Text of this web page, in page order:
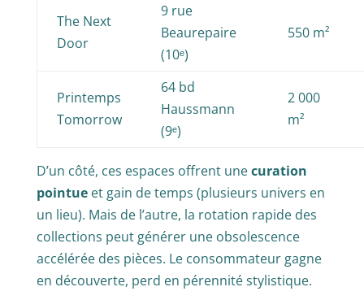
The Next
Door
9 rue
Beaurepaire
(10ᵉ)
550 m²
Printemps
Tomorrow
64 bd
Haussmann
(9ᵉ)
2 000
m²
D’un côté, ces espaces offrent unecuration
pointueet gain de temps (plusieurs univers en
un lieu). Mais de l’autre, la rotation rapide des
collections peut générer une obsolescence
accélérée des pièces. Le consommateur gagne
en découverte, perd en pérennité stylistique.